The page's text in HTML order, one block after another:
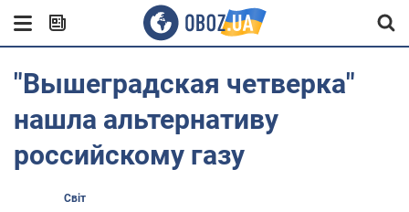
"Вышеградская четверка"
нашла альтернативу
российскому газу
Світ